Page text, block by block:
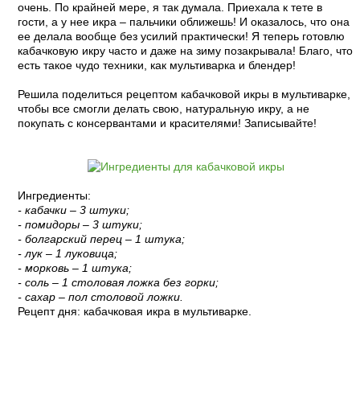
очень. По крайней мере, я так думала. Приехала к тете в
гости, а у нее икра – пальчики оближешь! И оказалось, что она
ее делала вообще без усилий практически! Я теперь готовлю
кабачковую икру часто и даже на зиму позакрывала! Благо, что
есть такое чудо техники, как мультиварка и блендер!
Решила поделиться рецептом кабачковой икры в мультиварке,
чтобы все смогли делать свою, натуральную икру, а не
покупать с консервантами и красителями! Записывайте!
Ингредиенты:
- кабачки – 3 штуки;
- помидоры – 3 штуки;
- болгарский перец – 1 штука;
- лук – 1 луковица;
- морковь – 1 штука;
- соль – 1 столовая ложка без горки;
- сахар – пол столовой ложки.
Рецепт дня: кабачковая икра в мультиварке.